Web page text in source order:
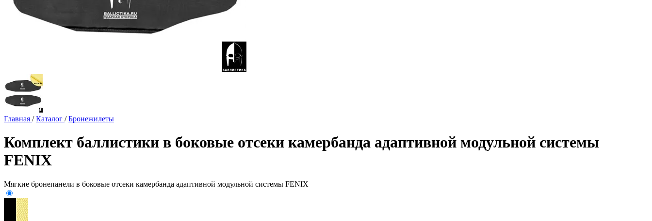
Главная / Каталог / Бронежилеты
Комплект баллистики в боковые отсеки камербанда адаптивной модульной системы
FENIX
Мягкие бронепанели в боковые отсеки камербанда адаптивной модульной системы FENIX